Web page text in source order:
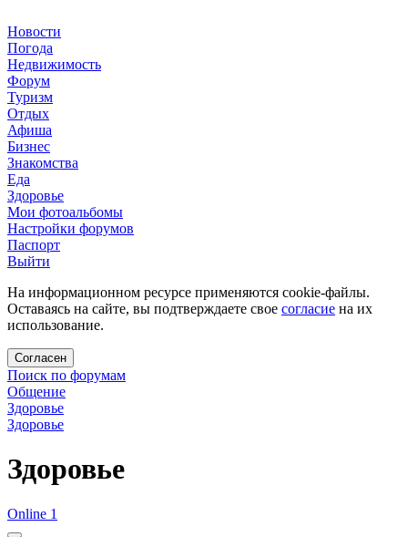
Новости
Погода
Недвижимость
Форум
Туризм
Отдых
Афиша
Бизнес
Знакомства
Еда
Здоровье
Мои фотоальбомы
Настройки форумов
Паспорт
Выйти
На информационном ресурсе применяются cookie-файлы.
Оставаясь на сайте, вы подтверждаете свое согласие на их
использование.
Согласен
Поиск по форумам
Общение
Здоровье
Здоровье
Здоровье
Online 1